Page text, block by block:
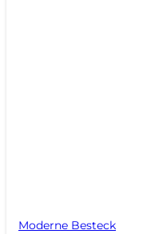
Moderne Besteck